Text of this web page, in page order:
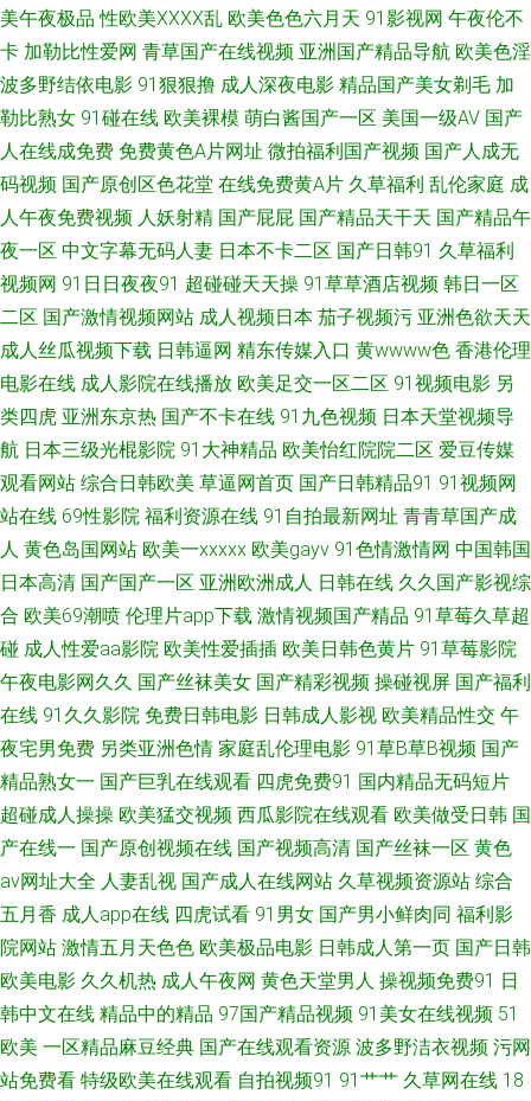
伊人青久 91次云 91系列在线观看 超碰在线人人看 国产91精品密 久久草视
播放 国产三级在线观看 91中文字幕网 日本黄a级网站 欧美日韩导航 人人妻
人人摸 日韩精品免费看 久久精品久久波多 国产在线观看亚毛 www日本色色
肏屄99视频 51麻豆精品 五月天婷婷色 欧美天天好逼网 欧美日韩国产色色 无
码人妻装修 91互操 超碰69 东京成人网 极品福利导航 欧美性色A 日韩中文三
级 五月香蕉网 亚洲视频日韩中文 东方影库av日韩 欧州成人一三区 色先锋1
综合欧美国产日韩 91社免费 岛国肏逼在线 韩国午夜无码av 老司机福利社91
人人操B碰 天美3级片 91熟女免费视频 超碰人人操人人摸 国产十区视频 久
草午夜免费精品 青娱乐大鸡吧av 五月花三级片 91国产在线 97干97色 韩国
午夜探花 巨乳福利导航 欧美毛茸茸老片子 亚州成人在线 美女超碰人人 福利
视频区 精品三区最新更新 美女很黄 欧美综合另类 午夜男女操操视频 51豆花
每日更新 福利合集在线导航 亚洲天堂网色 超碰午夜 黑丝巨乳老师被艹 青青
草视频污 偷拍桃花日韩 在线观看欧美肏屄 传媒在线看 狠狠干狠撸 狼友在线
免费 欧美日韩影院 www久久狼友 亚洲影院97 玖玖玖女同快播 97精品视频
91 成人一级a免费 超碰在线观看97 福利导航大香蕉 九一蜜桃视频 韩日怡红
院 狼友AV基地 久久九九 国产精v色 成人精品久久 91精品亚洲 超碰操人妻 国
产乱轮久久 老湿影院免费 日本三极片集 亚州三级片 www麻豆 久久草草爱
美午夜极品 性欧美ⅩⅩⅩⅩ乱 欧美色色六月天 91影视网 午夜伦不
卡 加勒比性爱网 青草国产在线视频 亚洲国产精品导航 欧美色淫
波多野结依电影 91狠狠撸 成人深夜电影 精品国产美女剃毛 加
勒比熟女 91碰在线 欧美裸模 萌白酱国产一区 美国一级AV 国产
人在线成免费 免费黄色A片网址 微拍福利国产视频 国产人成无
码视频 国产原创区色花堂 在线免费黄A片 久草福利 乱伦家庭 成
人午夜免费视频 人妖射精 国产屁屁 国产精品天干天 国产精品午
夜一区 中文字幕无码人妻 日本不卡二区 国产日韩91 久草福利
视频网 91日日夜夜91 超碰碰天天操 91草草酒店视频 韩日一区
二区 国产激情视频网站 成人视频日本 茄子视频污 亚洲色欲天天
成人丝瓜视频下载 日韩逼网 精东传媒入口 黄wwww色 香港伦理
电影在线 成人影院在线播放 欧美足交一区二区 91视频电影 另
类四虎 亚洲东京热 国产不卡在线 91九色视频 日本天堂视频导
航 日本三级光棍影院 91大神精品 欧美怡红院院二区 爱豆传媒
观看网站 综合日韩欧美 草逼网首页 国产日韩精品91 91视频网
站在线 69性影院 福利资源在线 91自拍最新网址 青青草国产成
人 黄色岛国网站 欧美一xxxxx 欧美gayv 91色情激情网 中国韩国
日本高清 国产国产一区 亚洲欧洲成人 日韩在线 久久国产影视综
合 欧美69潮喷 伦理片app下载 激情视频国产精品 91草莓久草超
碰 成人性爱aa影院 欧美性爱插插 欧美日韩色黄片 91草莓影院
午夜电影网久久 国产丝袜美女 国产精彩视频 操碰视屏 国产福利
在线 91久久影院 免费日韩电影 日韩成人影视 欧美精品性交 午
夜宅男免费 另类亚洲色情 家庭乱伦理电影 91草B草B视频 国产
精品熟女一 国产巨乳在线观看 四虎免费91 国内精品无码短片
超碰成人操操 欧美猛交视频 西瓜影院在线观看 欧美做受日韩 国
产在线一 国产原创视频在线 国产视频高清 国产丝袜一区 黄色
av网址大全 人妻乱视 国产成人在线网站 久草视频资源站 综合
五月香 成人app在线 四虎试看 91男女 国产男小鲜肉同 福利影
院网站 激情五月天色色 欧美极品电影 日韩成人第一页 国产日韩
欧美电影 久久机热 成人午夜网 黄色天堂男人 操视频免费91 日
韩中文在线 精品中的精品 97国产精品视频 91美女在线视频 51
欧美 一区精品麻豆经典 国产在线观看资源 波多野洁衣视频 污网
站免费看 特级欧美在线观看 自拍视频91 91艹艹 久草网在线 18